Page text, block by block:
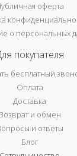
оферта
о персональных
покупателя
бесплатный
Оплата
Доставка
Возврат и обмен
и ответы
Блог